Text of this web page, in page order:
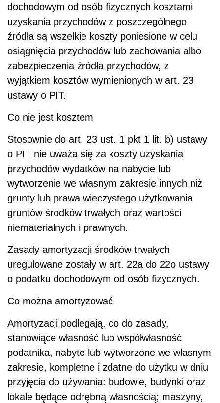
dochodowym od osób fizycznych kosztami
uzyskania przychodów z poszczególnego
źródła są wszelkie koszty poniesione w celu
osiągnięcia przychodów lub zachowania albo
zabezpieczenia źródła przychodów, z
wyjątkiem kosztów wymienionych w art. 23
ustawy o PIT.
Co nie jest kosztem
Stosownie do art. 23 ust. 1 pkt 1 lit. b) ustawy
o PIT nie uważa się za koszty uzyskania
przychodów wydatków na nabycie lub
wytworzenie we własnym zakresie innych niż
grunty lub prawa wieczystego użytkowania
gruntów środków trwałych oraz wartości
niematerialnych i prawnych.
Zasady amortyzacji środków trwałych
uregulowane zostały w art. 22a do 22o ustawy
o podatku dochodowym od osób fizycznych.
Co można amortyzować
Amortyzacji podlegają, co do zasady,
stanowiące własność lub współwłasność
podatnika, nabyte lub wytworzone we własnym
zakresie, kompletne i zdatne do użytku w dniu
przyjęcia do używania: budowle, budynki oraz
lokale będące odrębną własnością; maszyny,